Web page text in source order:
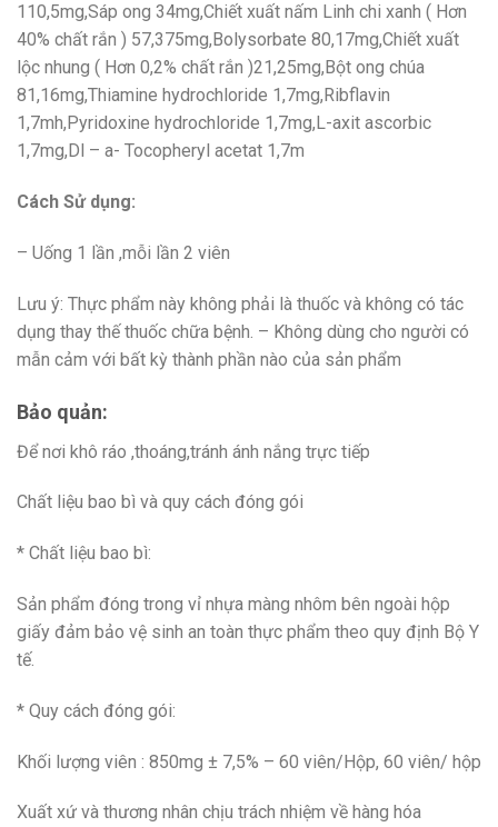
110,5mg,Sáp ong 34mg,Chiết xuất nấm Linh chi xanh ( Hơn
40% chất rắn ) 57,375mg,Bolysorbate 80,17mg,Chiết xuất
lộc nhung ( Hơn 0,2% chất rắn )21,25mg,Bột ong chúa
81,16mg,Thiamine hydrochloride 1,7mg,Ribflavin
1,7mh,Pyridoxine hydrochloride 1,7mg,L-axit ascorbic
1,7mg,Dl – a- Tocopheryl acetat 1,7m
Cách Sử dụng:
– Uống 1 lần ,mỗi lần 2 viên
Lưu ý: Thực phẩm này không phải là thuốc và không có tác
dụng thay thế thuốc chữa bệnh. – Không dùng cho người có
mẫn cảm với bất kỳ thành phần nào của sản phẩm
Bảo quản:
Để nơi khô ráo ,thoáng,tránh ánh nắng trực tiếp
Chất liệu bao bì và quy cách đóng gói
* Chất liệu bao bì:
Sản phẩm đóng trong vỉ nhựa màng nhôm bên ngoài hộp
giấy đảm bảo vệ sinh an toàn thực phẩm theo quy định Bộ Y
tế.
* Quy cách đóng gói:
Khối lượng viên : 850mg ± 7,5% – 60 viên/Hộp, 60 viên/ hộp
Xuất xứ và thương nhân chịu trách nhiệm về hàng hóa